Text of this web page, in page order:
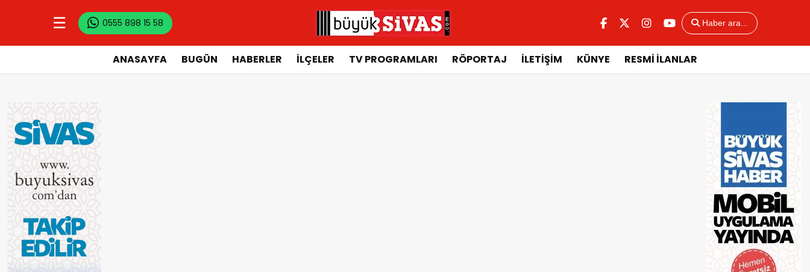
☰ 0555 898 15 58 Haber ara...
ANASAYFA BUGÜN HABERLER İLÇELER TV PROGRAMLARI RÖPORTAJ İLETİŞİM KÜNYE RESMİ İLANLAR